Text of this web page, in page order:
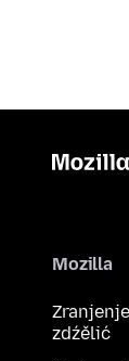
Mozilla
zdźělić